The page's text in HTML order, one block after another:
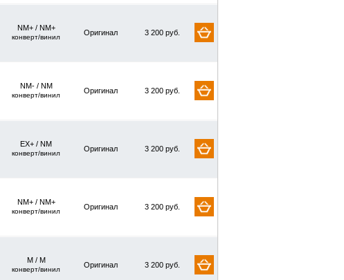
NM+ / NM+
конверт/винил
Оригинал 3 200 руб.
NM- / NM
конверт/винил
Оригинал 3 200 руб.
EX+ / NM
конверт/винил
Оригинал 3 200 руб.
NM+ / NM+
конверт/винил
Оригинал 3 200 руб.
M / M
конверт/винил
Оригинал 3 200 руб.